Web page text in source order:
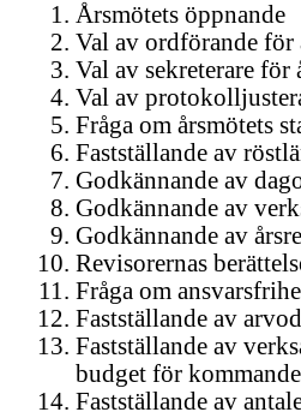
Årsmötets öppnande
Val av ordförande för
Val av sekreterare för
Val av
Fråga om årsmötets
Fastställande av
Godkännande av
Godkännande av
Godkännande av
Revisorernas
Fråga om
Fastställande av
Fastställande av
budget för
Fastställande av